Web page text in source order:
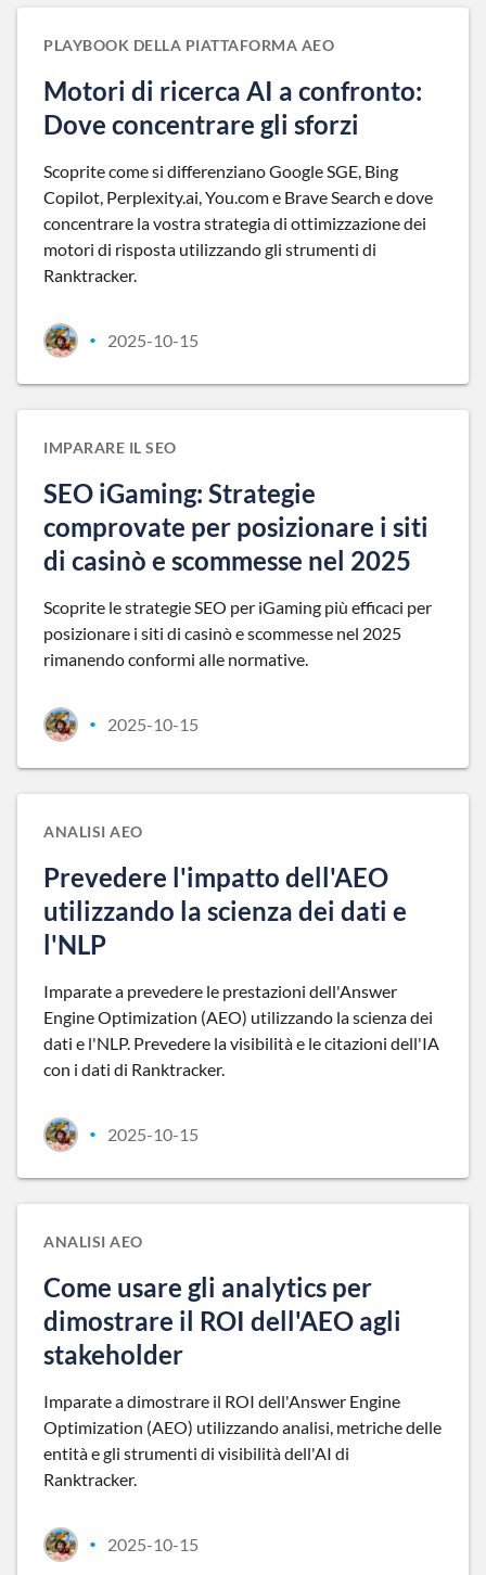
PLAYBOOK DELLA PIATTAFORMA AEO
Motori di ricerca AI a confronto:
Dove concentrare gli sforzi
Scoprite come si differenziano Google SGE, Bing
Copilot, Perplexity.ai, You.com e Brave Search e dove
concentrare la vostra strategia di ottimizzazione dei
motori di risposta utilizzando gli strumenti di
Ranktracker.
• 2025-10-15
IMPARARE IL SEO
SEO iGaming: Strategie
comprovate per posizionare i siti
di casinò e scommesse nel 2025
Scoprite le strategie SEO per iGaming più efficaci per
posizionare i siti di casinò e scommesse nel 2025
rimanendo conformi alle normative.
• 2025-10-15
ANALISI AEO
Prevedere l'impatto dell'AEO
utilizzando la scienza dei dati e
l'NLP
Imparate a prevedere le prestazioni dell'Answer
Engine Optimization (AEO) utilizzando la scienza dei
dati e l'NLP. Prevedere la visibilità e le citazioni dell'IA
con i dati di Ranktracker.
• 2025-10-15
ANALISI AEO
Come usare gli analytics per
dimostrare il ROI dell'AEO agli
stakeholder
Imparate a dimostrare il ROI dell'Answer Engine
Optimization (AEO) utilizzando analisi, metriche delle
entità e gli strumenti di visibilità dell'AI di
Ranktracker.
• 2025-10-15